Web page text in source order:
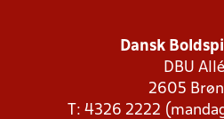
Dansk
DBU Allé
2605
T: 4326 2222